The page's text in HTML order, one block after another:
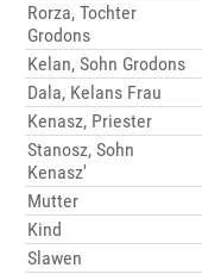
Rorza, Tochter
Grodons
Kelan, Sohn Grodons
Dala, Kelans Frau
Kenasz, Priester
Stanosz, Sohn
Kenasz'
Mutter
Kind
Slawen